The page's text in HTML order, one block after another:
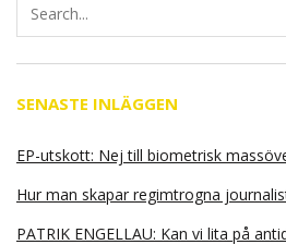
SENASTE INLÄGGEN
EP-utskott: Nej till biometrisk
Hur man skapar regimtrogna
PATRIK ENGELLAU: Kan vi lita på